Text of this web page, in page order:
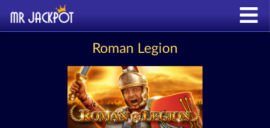
Roman Legion